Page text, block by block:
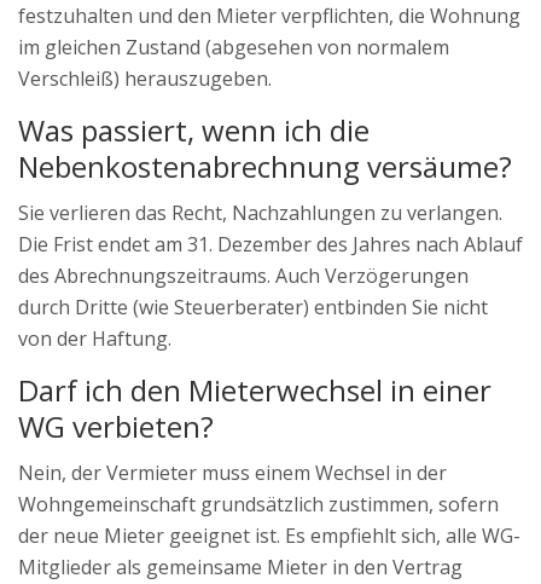
festzuhalten und den Mieter verpflichten, die Wohnung
im gleichen Zustand (abgesehen von normalem
Verschleiß) herauszugeben.
Was passiert, wenn ich die
Nebenkostenabrechnung versäume?
Sie verlieren das Recht, Nachzahlungen zu verlangen.
Die Frist endet am 31. Dezember des Jahres nach Ablauf
des Abrechnungszeitraums. Auch Verzögerungen
durch Dritte (wie Steuerberater) entbinden Sie nicht
von der Haftung.
Darf ich den Mieterwechsel in einer
WG verbieten?
Nein, der Vermieter muss einem Wechsel in der
Wohngemeinschaft grundsätzlich zustimmen, sofern
der neue Mieter geeignet ist. Es empfiehlt sich, alle WG-
Mitglieder als gemeinsame Mieter in den Vertrag